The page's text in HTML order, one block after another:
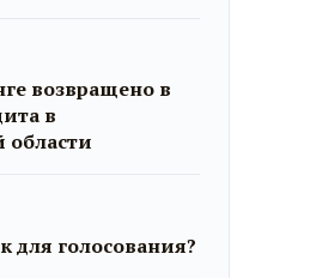
возвращено в
в
для голосования?